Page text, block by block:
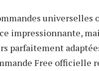
universelles
impressionnante,
parfaitement
Free officielle